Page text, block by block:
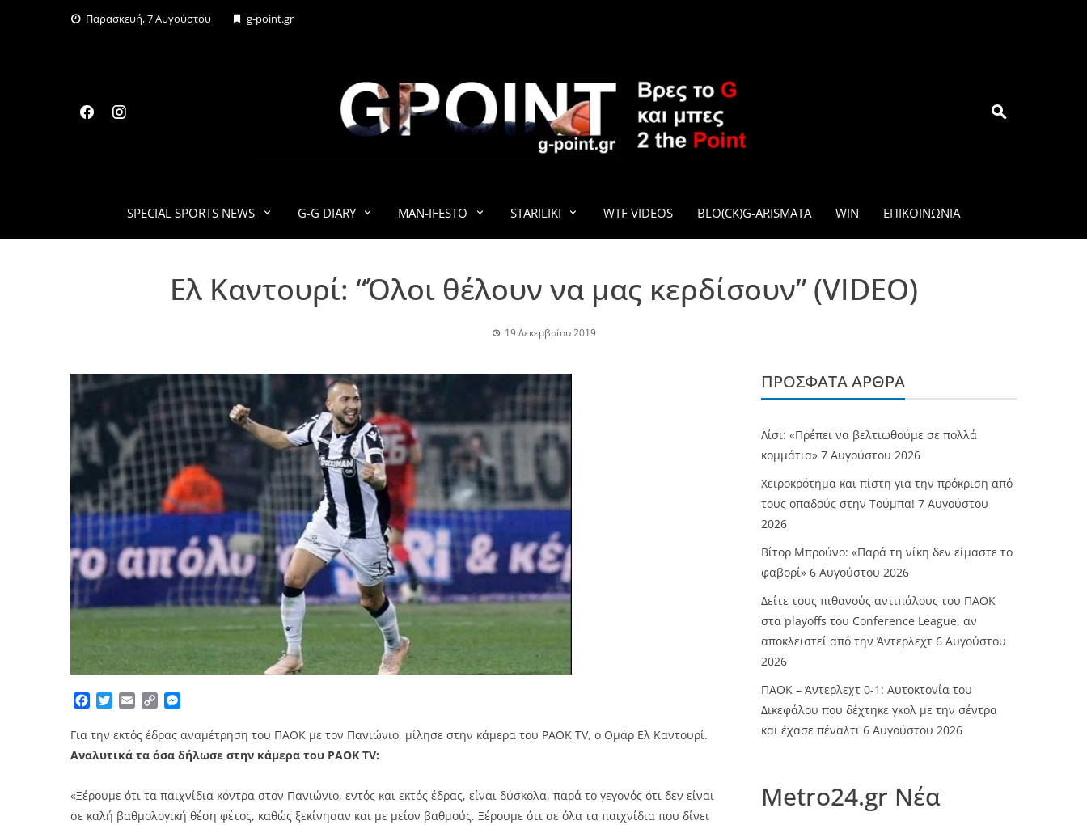
Παρασκευή, 7 Αυγούστου g-point.gr
G-POINT.GR
SPECIAL SPORTS NEWS G-G DIARY MAN-IFESTO STARILIKI WTF VIDEOS BLO(CK)G-ARISMATA WIN ΕΠΙΚΟΙΝΩΝΊΑ
Ελ Καντουρί: “Όλοι θέλουν να μας κερδίσουν” (VIDEO)
19 Δεκεμβρίου 2019
Facebook
TwitterEmailCopy
Για την εκτός έδρας αναμέτρηση του ΠΑΟΚ με τον Πανιώνιο, μίλησε στην κάμερα του PAOK TV, ο Ομάρ Ελ Καντουρί.
Αναλυτικά τα όσα δήλωσε στην κάμερα του PAOK TV:
«Ξέρουμε ότι τα παιχνίδια κόντρα στον Πανιώνιο, εντός και εκτός έδρας, είναι δύσκολα, παρά το γεγονός ότι δεν είναι
σε καλή βαθμολογική θέση φέτος, καθώς ξεκίνησαν και με μείον βαθμούς. Ξέρουμε ότι σε όλα τα παιχνίδια που δίνει
ΠΡΌΣΦΑΤΑ ΆΡΘΡΑ
Λίσι: «Πρέπει να βελτιωθούμε σε πολλά
κομμάτια» 7 Αυγούστου 2026
Χειροκρότημα και πίστη για την πρόκριση από
τους οπαδούς στην Τούμπα! 7 Αυγούστου
2026
Βίτορ Μπρούνο: «Παρά τη νίκη δεν είμαστε το
φαβορί» 6 Αυγούστου 2026
Δείτε τους πιθανούς αντιπάλους του ΠΑΟΚ
στα playoffs του Conference League, αν
αποκλειστεί από την Άντερλεχτ 6 Αυγούστου
2026
ΠΑΟΚ – Άντερλεχτ 0-1: Αυτοκτονία του
Δικεφάλου που δέχτηκε γκολ με την σέντρα
και έχασε πέναλτι 6 Αυγούστου 2026
Metro24.gr Νέα